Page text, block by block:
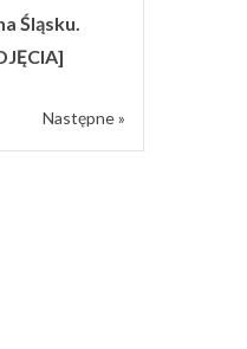
Śląsku.
Następne »